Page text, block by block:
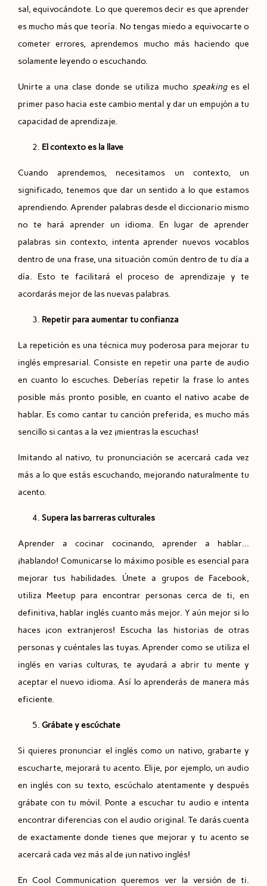
sal, equivocándote. Lo que queremos decir es que aprender
es mucho más que teoría. No tengas miedo a equivocarte o
cometer errores, aprendemos mucho más haciendo que
solamente leyendo o escuchando.
Unirte a una clase donde se utiliza mucho speaking es el
primer paso hacia este cambio mental y dar un empujón a tu
capacidad de aprendizaje.
El contexto es la llave
Cuando aprendemos, necesitamos un contexto, un
significado, tenemos que dar un sentido a lo que estamos
aprendiendo. Aprender palabras desde el diccionario mismo
no te hará aprender un idioma. En lugar de aprender
palabras sin contexto, intenta aprender nuevos vocablos
dentro de una frase, una situación común dentro de tu día a
día. Esto te facilitará el proceso de aprendizaje y te
acordarás mejor de las nuevas palabras.
Repetir para aumentar tu confianza
La repetición es una técnica muy poderosa para mejorar tu
inglés empresarial. Consiste en repetir una parte de audio
en cuanto lo escuches. Deberías repetir la frase lo antes
posible más pronto posible, en cuanto el nativo acabe de
hablar. Es como cantar tu canción preferida, es mucho más
sencillo si cantas a la vez ¡mientras la escuchas!
Imitando al nativo, tu pronunciación se acercará cada vez
más a lo que estás escuchando, mejorando naturalmente tu
acento.
Supera las barreras culturales
Aprender a cocinar cocinando, aprender a hablar…
¡hablando! Comunicarse lo máximo posible es esencial para
mejorar tus habilidades. Únete a grupos de Facebook,
utiliza Meetup para encontrar personas cerca de ti, en
definitiva, hablar inglés cuanto más mejor. Y aún mejor si lo
haces ¡con extranjeros! Escucha las historias de otras
personas y cuéntales las tuyas. Aprender como se utiliza el
inglés en varias culturas, te ayudará a abrir tu mente y
aceptar el nuevo idioma. Así lo aprenderás de manera más
eficiente.
Grábate y escúchate
Si quieres pronunciar el inglés como un nativo, grabarte y
escucharte, mejorará tu acento. Elije, por ejemplo, un audio
en inglés con su texto, escúchalo atentamente y después
grábate con tu móvil. Ponte a escuchar tu audio e intenta
encontrar diferencias con el audio original. Te darás cuenta
de exactamente donde tienes que mejorar y tu acento se
acercará cada vez más al de ¡un nativo inglés!
En Cool Communication queremos ver la versión de ti.